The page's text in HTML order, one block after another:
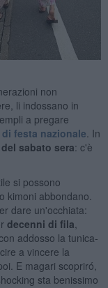
non
li indossano in
a pregare
festa nazionale. In
sabato sera: c'è
si possono
kimoni abbondano.
dare un'occhiata:
decenni di fila,
addosso la tunica-
a vincere la
E magari scopriró,
sta benissimo